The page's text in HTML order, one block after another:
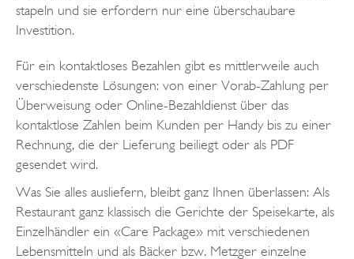
stapeln und sie erfordern nur eine überschaubare
Investition.
Für ein kontaktloses Bezahlen gibt es mittlerweile auch
verschiedenste Lösungen: von einer Vorab-Zahlung per
Überweisung oder Online-Bezahldienst über das
kontaktlose Zahlen beim Kunden per Handy bis zu einer
Rechnung, die der Lieferung beiliegt oder als PDF
gesendet wird.
Was Sie alles ausliefern, bleibt ganz Ihnen überlassen: Als
Restaurant ganz klassisch die Gerichte der Speisekarte, als
Einzelhändler ein «Care Package» mit verschiedenen
Lebensmitteln und als Bäcker bzw. Metzger einzelne